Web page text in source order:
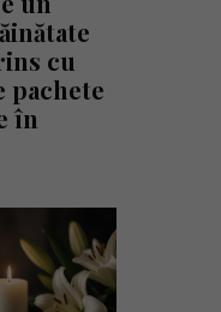
cu
pachete
în